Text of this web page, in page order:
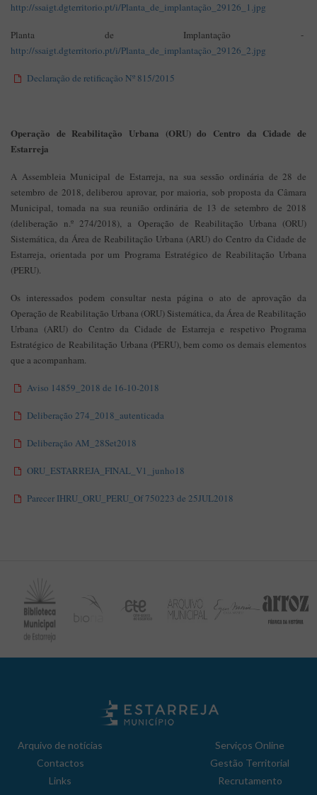
http://ssaigt.dgterritorio.pt/i/Planta_de_implantação_29126_1.jpg
Planta de Implantação -
http://ssaigt.dgterritorio.pt/i/Planta_de_implantação_29126_2.jpg
Declaração de retificação Nº 815/2015
Operação de Reabilitação Urbana (ORU) do Centro da Cidade de
Estarreja
A Assembleia Municipal de Estarreja, na sua sessão ordinária de 28 de
setembro de 2018, deliberou aprovar, por maioria, sob proposta da Câmara
Municipal, tomada na sua reunião ordinária de 13 de setembro de 2018
(deliberação n.º 274/2018), a Operação de Reabilitação Urbana (ORU)
Sistemática, da Área de Reabilitação Urbana (ARU) do Centro da Cidade de
Estarreja, orientada por um Programa Estratégico de Reabilitação Urbana
(PERU).
Os interessados podem consultar nesta página o ato de aprovação da
Operação de Reabilitação Urbana (ORU) Sistemática, da Área de Reabilitação
Urbana (ARU) do Centro da Cidade de Estarreja e respetivo Programa
Estratégico de Reabilitação Urbana (PERU), bem como os demais elementos
que a acompanham.
Aviso 14859_2018 de 16-10-2018
Deliberação 274_2018_autenticada
Deliberação AM_28Set2018
ORU_ESTARREJA_FINAL_V1_junho18
Parecer IHRU_ORU_PERU_Of 750223 de 25JUL2018
Arquivo de notícias
Contactos
Links
Serviços Online
Gestão Territorial
Recrutamento